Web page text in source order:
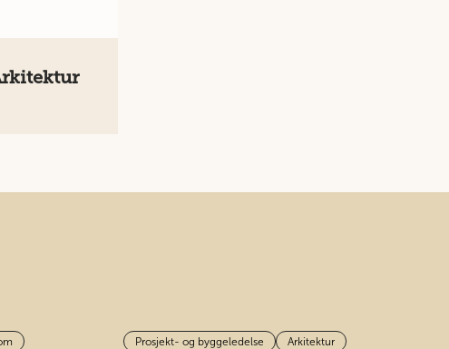
Prosjekt- og byggeledelse
Arkitektur